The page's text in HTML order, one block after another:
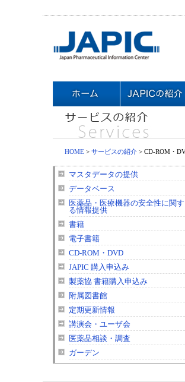
HOME > サービスの紹介 > CD-ROM・
マスタデータの提供
データベース
医薬品・医療機器の安全性に関す
る情報提供
書籍
電子書籍
CD-ROM・DVD
JAPIC 購入申込み
製薬協 書籍購入申込み
附属図書館
定期更新情報
講演会・ユーザ会
医薬品相談・調査
ガーデン